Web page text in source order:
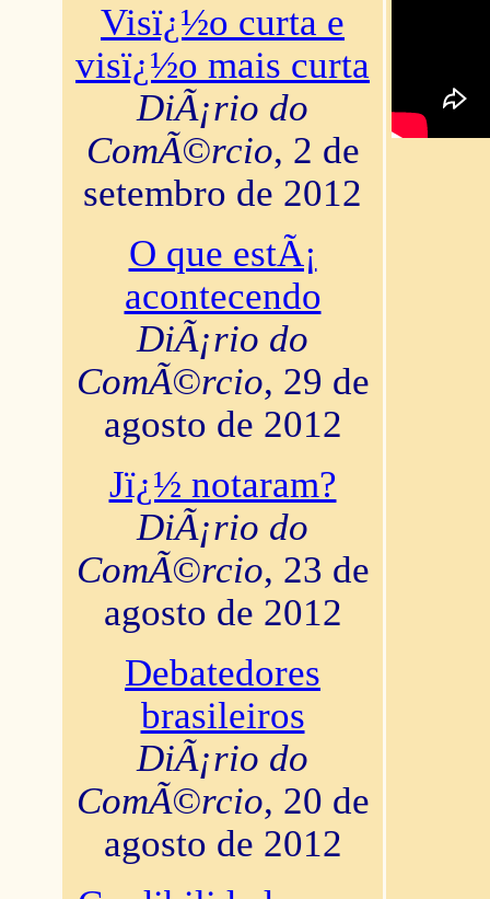
Visï¿½o curta e
visï¿½o mais curta
DiÃ¡rio do
ComÃ©rcio, 2 de
setembro de 2012
O que estÃ¡
acontecendo
DiÃ¡rio do
ComÃ©rcio, 29 de
agosto de 2012
Jï¿½ notaram?
DiÃ¡rio do
ComÃ©rcio, 23 de
agosto de 2012
Debatedores
brasileiros
DiÃ¡rio do
ComÃ©rcio, 20 de
agosto de 2012